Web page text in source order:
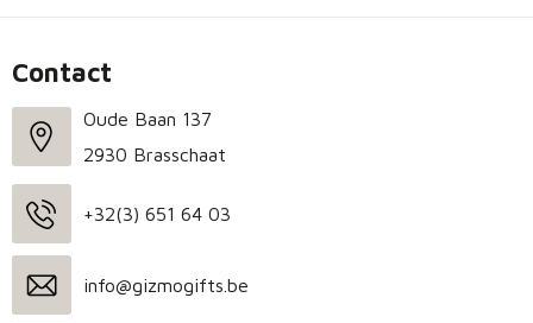
Contact
Oude Baan 137
2930 Brasschaat
+32(3) 651 64 03
info@gizmogifts.be